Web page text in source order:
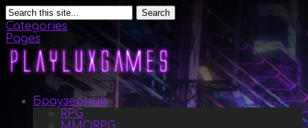
Search
Categories
Pages
Браузерные
RPG